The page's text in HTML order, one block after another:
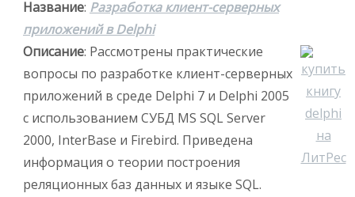
Название: Разработка клиент-серверных
приложений в Delphi
Описание: Рассмотрены практические
вопросы по разработке клиент-серверных
приложений в среде Delphi 7 и Delphi 2005
с использованием СУБД MS SQL Server
2000, InterBase и Firebird. Приведена
информация о теории построения
реляционных баз данных и языке SQL.